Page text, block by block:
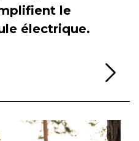
le
électrique.